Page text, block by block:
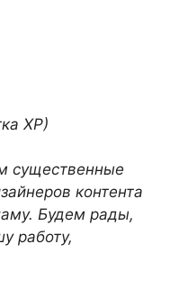
ХР)
существенные
контента
Будем рады,
работу,